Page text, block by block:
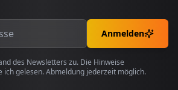
Anmelden
des Newsletters zu. Die Hinweise
ich gelesen. Abmeldung jederzeit möglich.